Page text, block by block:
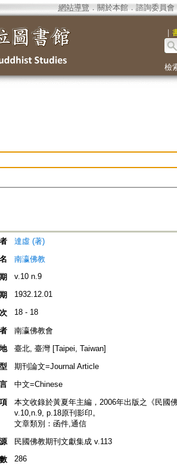
網站導覽 ． 關於本館． 諮詢委員會
｜
檢
達虛 (著)
南瀛佛教
v.10 n.9
1932.12.01
18 - 18
南瀛佛教會
臺北, 臺灣 [Taipei, Taiwan]
期刊論文=Journal Article
中文=Chinese
本文收錄於黃夏年主編，2006年出版之《民國
v.10,n.9, p.18原刊影印。
文章類別：函件,通信
民國佛教期刊文獻集成 v.113
286